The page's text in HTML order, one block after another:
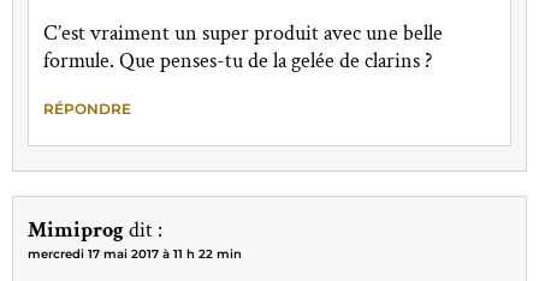
C’est vraiment un super produit avec une belle
formule. Que penses-tu de la gelée de clarins ?
RÉPONDRE
Mimiprog dit :
mercredi 17 mai 2017 à 11 h 22 min